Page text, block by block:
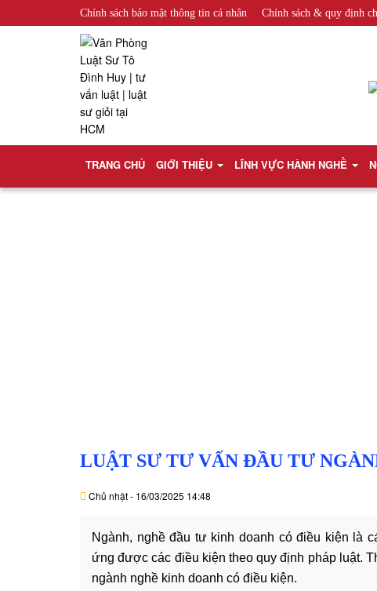
Chính sách bảo mật thông tin cá nhân Chính sách & quy định
TRANG CHỦ GIỚI THIỆU LĨNH VỰC HÀNH NGHỀ
LUẬT SƯ TƯ VẤN ĐẦU TƯ
Chủ nhật - 16/03/2025 14:48
Ngành, nghề đầu tư kinh doanh có điều kiện là
ứng được các điều kiện theo quy định pháp luật.
ngành nghề kinh doanh có điều kiện.